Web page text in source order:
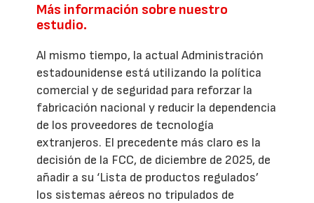
Más información sobre nuestro
estudio.
Al mismo tiempo, la actual Administración
estadounidense está utilizando la política
comercial y de seguridad para reforzar la
fabricación nacional y reducir la dependencia
de los proveedores de tecnología
extranjeros. El precedente más claro es la
decisión de la FCC, de diciembre de 2025, de
añadir a su ‘Lista de productos regulados’
los sistemas aéreos no tripulados de